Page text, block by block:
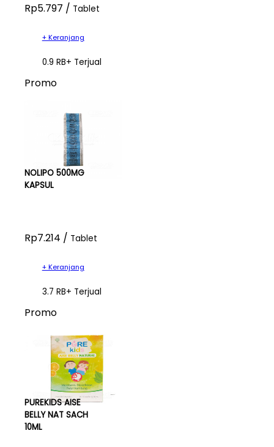
Rp5.797 / Tablet
+ Keranjang
0.9 RB+ Terjual
Promo
NOLIPO 500MG
KAPSUL
Rp7.214 / Tablet
+ Keranjang
3.7 RB+ Terjual
Promo
PUREKIDS AISE
BELLY NAT SACH
10ML